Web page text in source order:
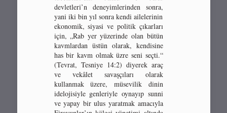
devletleri’n deneyimlerinden sonra,
yani iki bin yıl sonra kendi ailelerinin
ekonomik, siyasi ve politik çıkarları
için, „Rab yer yüzerinde olan bütün
kavmlardan üstün olarak, kendisine
has bir kavm olmak üzre seni seçti.“
(Tevrat, Tesniye 14:2) diyerek araç
ve vekâlet savaşçıları olarak
kullanmak üzere, müsevilik dinin
idelojisiyle genleriyle oynayıp sunni
ve yapay bir ulus yaratmak amacıyla